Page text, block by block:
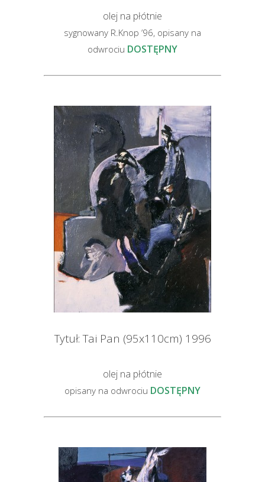
olej na płótnie
sygnowany R.Knop ’96, opisany na
odwrociu DOSTĘPNY
Tytuł: Tai Pan (95x110cm) 1996
olej na płótnie
opisany na odwrociu DOSTĘPNY